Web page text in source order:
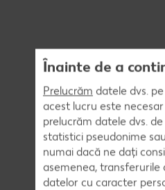
Înainte de a
Prelucrăm datele dvs.
acest lucru este
prelucrăm datele dvs.
statistici pseudonime
numai dacă ne dați
asemenea,
datelor cu caracter